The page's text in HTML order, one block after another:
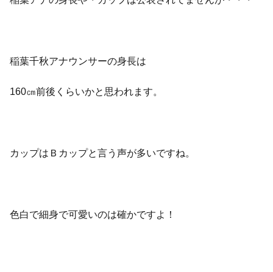
稲葉千秋アナウンサーの身長は
160㎝前後くらいかと思われます。
カップはＢカップと言う声が多いですね。
色白で細身で可愛いのは確かですよ！